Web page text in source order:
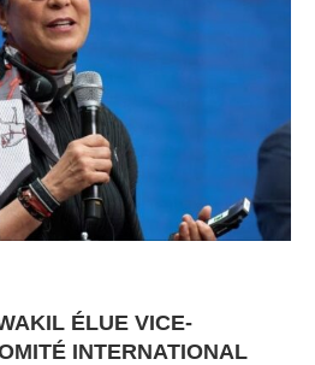
ÉLUE VICE-
INTERNATIONAL